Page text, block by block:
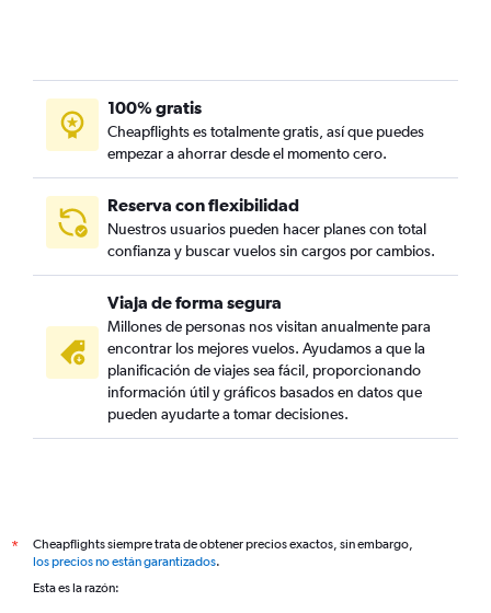
100% gratis
Cheapflights es totalmente gratis, así que puedes
empezar a ahorrar desde el momento cero.
Reserva con flexibilidad
Nuestros usuarios pueden hacer planes con total
confianza y buscar vuelos sin cargos por cambios.
Viaja de forma segura
Millones de personas nos visitan anualmente para
encontrar los mejores vuelos. Ayudamos a que la
planificación de viajes sea fácil, proporcionando
información útil y gráficos basados en datos que
pueden ayudarte a tomar decisiones.
*
Cheapflights siempre trata de obtener precios exactos, sin embargo,
los precios no están garantizados.
Esta es la razón: